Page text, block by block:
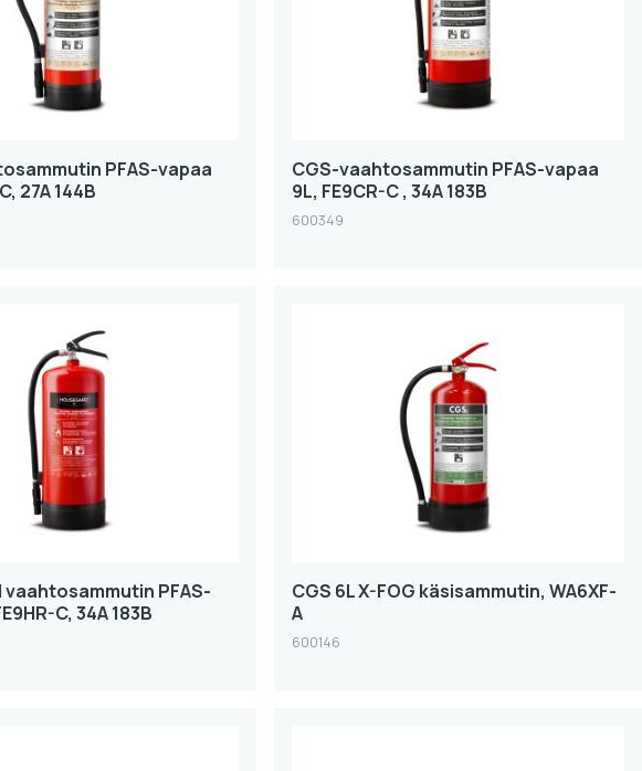
PFAS-vapaa
27A 144B
CGS-vaahtosammutin PFAS-vapaa
9L, FE9CR-C , 34A 183B
600349
PFAS-
C, 34A 183B
CGS 6L X-FOG käsisammutin, WA6XF-
A
600146